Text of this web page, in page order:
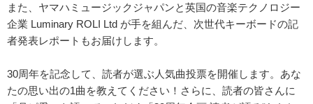
また、ヤマハミュージックジャパンと英国の音楽テクノロジー
企業 Luminary ROLI Ltd が手を組んだ、次世代キーボードの記
者発表レポートもお届けします。
30周年を記念して、読者が選ぶ人気曲投票を開催します。あな
たの思い出の1曲を教えてください！さらに、読者の皆さんに